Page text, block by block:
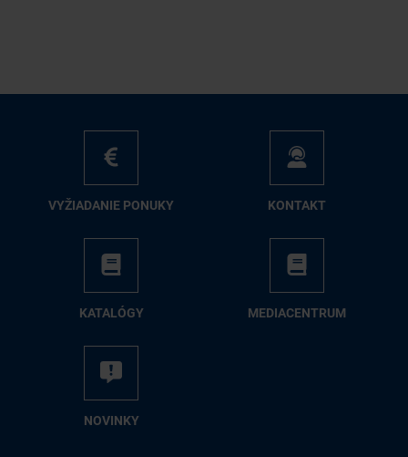
VY­ŽIA­DA­NIE PO­NU­KY KON­TAKT
KA­TA­LÓ­GY ME­DIA­CEN­TRUM
NO­VIN­KY